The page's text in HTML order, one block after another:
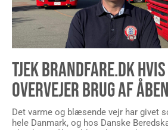
TJEK BRANDFARE.DK
OVERVEJER BRUG AF
Det varme og blæsende vejr har givet
hele Danmark, og hos Danske